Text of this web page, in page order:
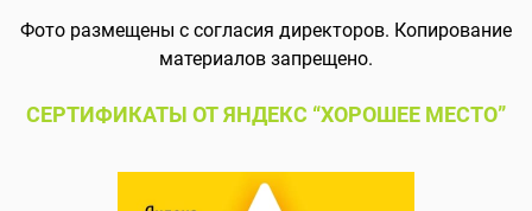
Фото размещены с согласия директоров. Копирование
материалов запрещено.
СЕРТИФИКАТЫ ОТ ЯНДЕКС “ХОРОШЕЕ МЕСТО”